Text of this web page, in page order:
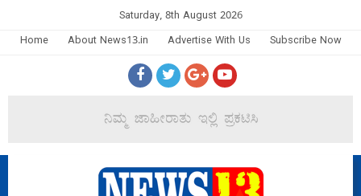
Saturday, 8th August 2026
Home
About News13.in Advertise With Us Subscribe Now